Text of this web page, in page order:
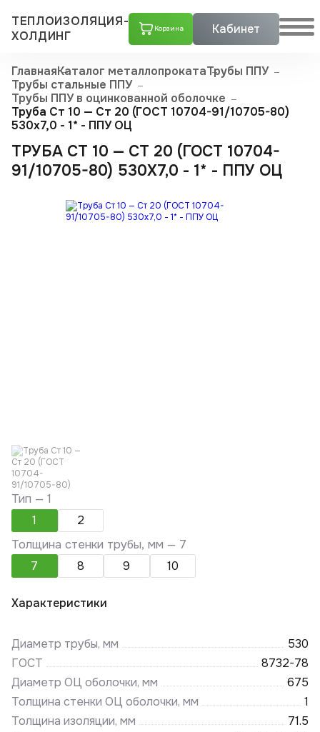
ТЕПЛОИЗОЛЯЦИЯ-
ХОЛДИНГ
Корзина Кабинет
ГлавнаяКаталог металлопрокатаТрубы ППУ
Трубы стальные ППУ
Трубы ППУ в оцинкованной оболочке
Труба Ст 10 — Ст 20 (ГОСТ 10704-91/10705-80)
530x7,0 - 1* - ППУ ОЦ
ТРУБА СТ 10 — СТ 20 (ГОСТ 10704-
91/10705-80) 530X7,0 - 1* - ППУ ОЦ
Тип —1
1
2
Толщина стенки трубы, мм — 7
7
8 9 10
Характеристики
Диаметр трубы, мм
530
ГОСТ
8732-78
Диаметр ОЦ оболочки, мм
675
Толщина стенки ОЦ оболочки, мм
1
Толщина изоляции, мм
71.5